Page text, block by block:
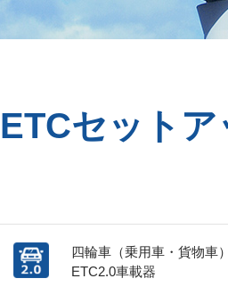
ETCセット
四輪車（乗用車・貨物車
ETC2.0車載器